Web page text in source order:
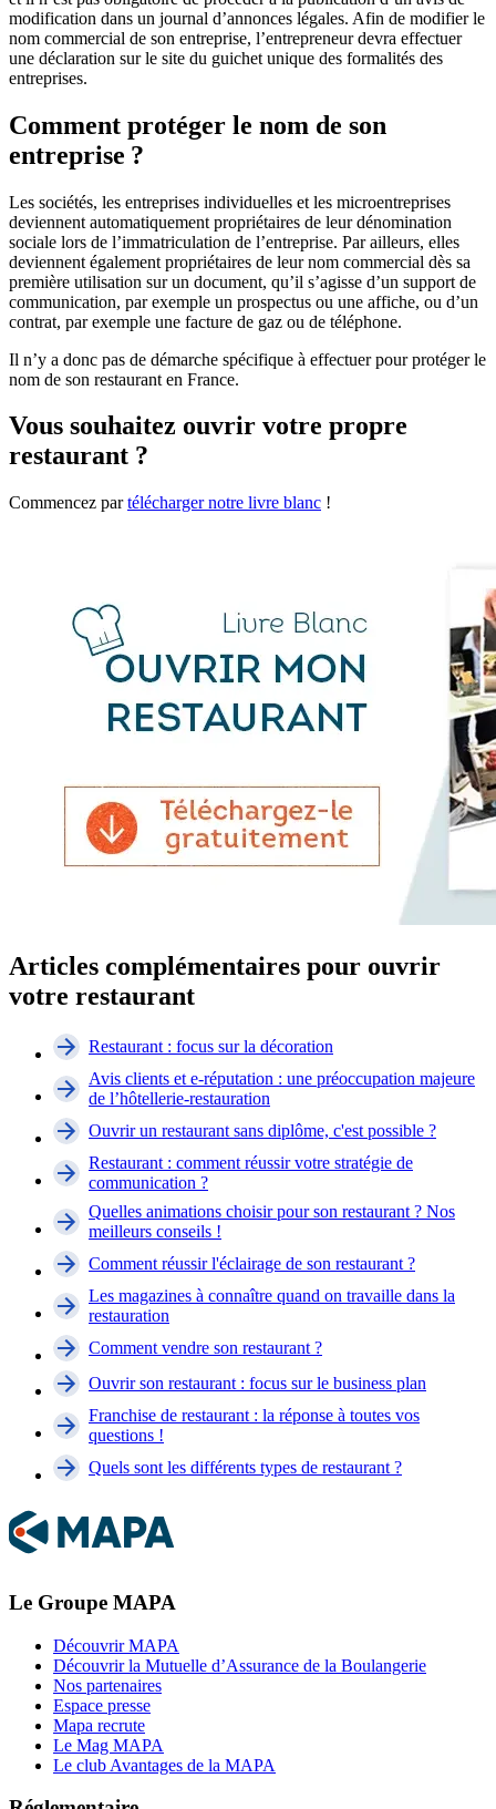
modification dans un journal d’annonces légales. Afin de modifier le
nom commercial de son entreprise, l’entrepreneur devra effectuer
une déclaration sur le site du guichet unique des formalités des
entreprises.
Comment protéger le nom de son
entreprise ?
Les sociétés, les entreprises individuelles et les microentreprises
deviennent automatiquement propriétaires de leur dénomination
sociale lors de l’immatriculation de l’entreprise. Par ailleurs, elles
deviennent également propriétaires de leur nom commercial dès sa
première utilisation sur un document, qu’il s’agisse d’un support de
communication, par exemple un prospectus ou une affiche, ou d’un
contrat, par exemple une facture de gaz ou de téléphone.
Il n’y a donc pas de démarche spécifique à effectuer pour protéger le
nom de son restaurant en France.
Vous souhaitez ouvrir votre propre
restaurant ?
Commencez partélécharger notre livre blanc !
Articles complémentaires pour ouvrir
votre restaurant
Restaurant : focus sur la décoration
Avis clients et e-réputation : une préoccupation majeure
de l’hôtellerie-restauration
Ouvrir un restaurant sans diplôme, c'est possible ?
Restaurant : comment réussir votre stratégie de
communication ?
Quelles animations choisir pour son restaurant ? Nos
meilleurs conseils !
Comment réussir l'éclairage de son restaurant ?
Les magazines à connaître quand on travaille dans la
restauration
Comment vendre son restaurant ?
Ouvrir son restaurant : focus sur le business plan
Franchise de restaurant : la réponse à toutes vos
questions !
Quels sont les différents types de restaurant ?
Le Groupe MAPA
Découvrir MAPA
Découvrir la Mutuelle d’Assurance de la Boulangerie
Nos partenaires
Espace presse
Mapa recrute
Le Mag MAPA
Le club Avantages de la MAPA